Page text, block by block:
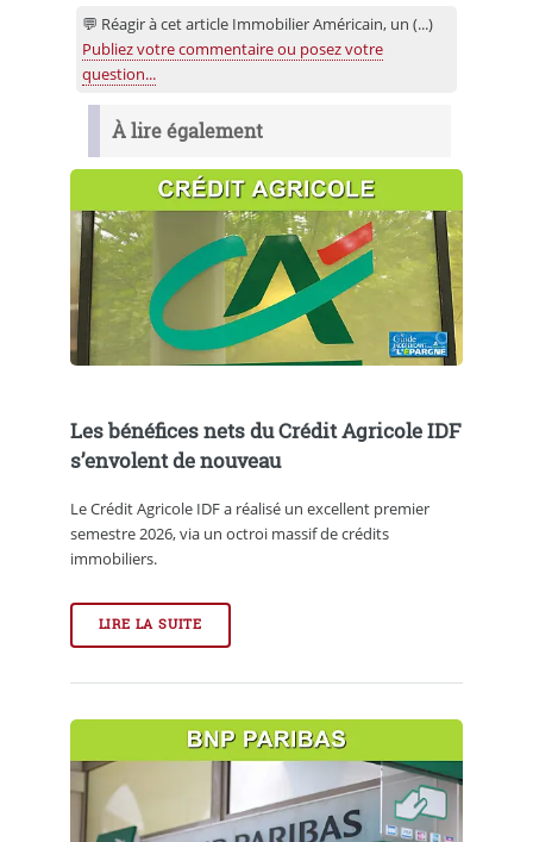
💬 Réagir à cet article Immobilier Américain, un (...)
Publiez votre commentaire ou posez votre
question...
À lire également
Les bénéfices nets du Crédit Agricole IDF
s’envolent de nouveau
Le Crédit Agricole IDF a réalisé un excellent premier
semestre 2026, via un octroi massif de crédits
immobiliers.
LIRE LA SUITE